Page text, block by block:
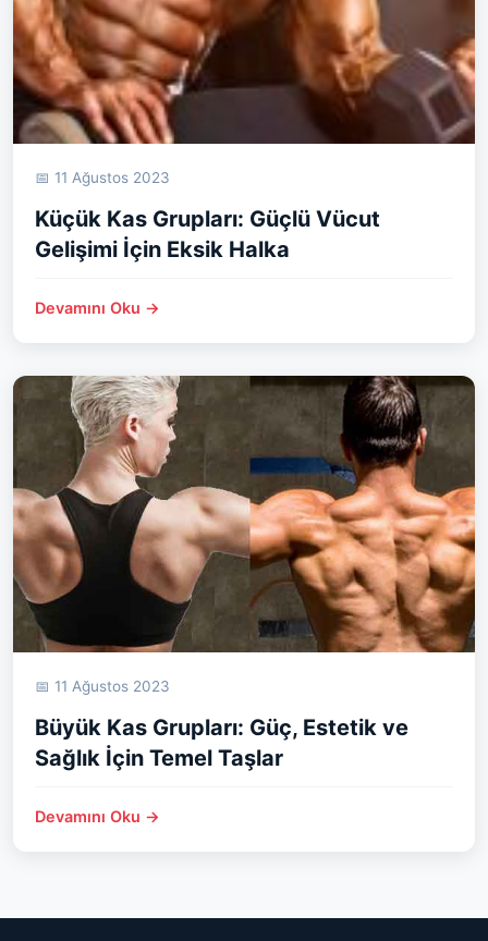
📅 11 Ağustos 2023
Küçük Kas Grupları: Güçlü Vücut
Gelişimi İçin Eksik Halka
Devamını Oku →
📅 11 Ağustos 2023
Büyük Kas Grupları: Güç, Estetik ve
Sağlık İçin Temel Taşlar
Devamını Oku →